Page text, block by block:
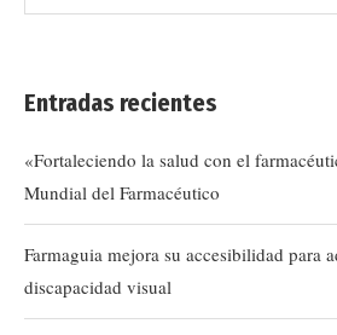
Entradas recientes
«Fortaleciendo la salud con el
Mundial del Farmacéutico
Farmaguia mejora su accesibilidad para
discapacidad visual